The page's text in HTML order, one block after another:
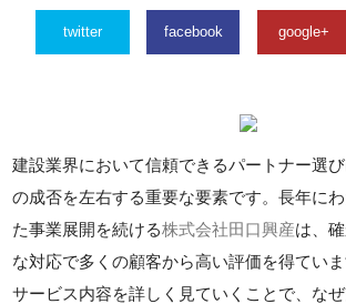
twitter facebook google+
建設業界において信頼できるパートナー選
の成否を左右する重要な要素です。長年に
た事業展開を続ける株式会社田口興産は、
な対応で多くの顧客から高い評価を得てい
サービス内容を詳しく見ていくことで、な